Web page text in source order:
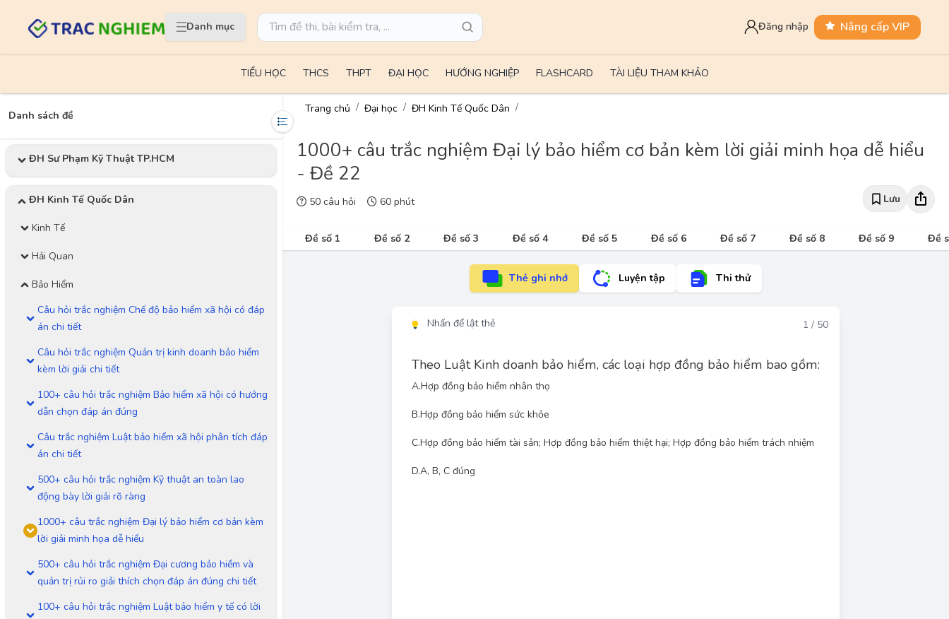
Danh mục Đăng nhập Nâng cấp VIP
TIỂU HỌC THCS THPT ĐẠI HỌC HƯỚNG NGHIỆP FLASHCARD TÀI LIỆU THAM KHẢO
Danh sách đề
ĐH Sư Phạm Kỹ Thuật TP.HCM
ĐH Kinh Tế Quốc Dân
Kinh Tế
Hải Quan
Bảo Hiểm
Câu hỏi trắc nghiệm Chế độ bảo hiểm xã hội có đáp
án chi tiết
Câu hỏi trắc nghiệm Quản trị kinh doanh bảo hiểm
kèm lời giải chi tiết
100+ câu hỏi trắc nghiệm Bảo hiểm xã hội có hướng
dẫn chọn đáp án đúng
Câu trắc nghiệm Luật bảo hiểm xã hội phân tích đáp
án chi tiết
500+ câu hỏi trắc nghiệm Kỹ thuật an toàn lao
động bày lời giải rõ ràng
1000+ câu trắc nghiệm Đại lý bảo hiểm cơ bản kèm
lời giải minh họa dễ hiểu
500+ câu hỏi trắc nghiệm Đại cương bảo hiểm và
quản trị rủi ro giải thích chọn đáp án đúng chi tiết
100+ câu hỏi trắc nghiệm Luật bảo hiểm y tế có lời
Trang chủ Đại học ĐH Kinh Tế Quốc Dân
1000+ câu trắc nghiệm Đại lý bảo hiểm cơ bản kèm lời giải minh họa dễ hiểu
- Đề 22
50 câu hỏi 60 phút Lưu
Đề số 1 Đề số 2 Đề số 3 Đề số 4 Đề số 5 Đề số 6 Đề số 7 Đề số 8 Đề số 9 Đề
Thẻ ghi nhớ Luyện tập Thi thử
Nhấn để lật thẻ 1 / 50
Theo Luật Kinh doanh bảo hiểm, các loại hợp đồng bảo hiểm bao gồm:
A.Hợp đồng bảo hiểm nhân thọ
B.Hợp đồng bảo hiểm sức khỏe
C.Hợp đồng bảo hiểm tài sản; Hợp đồng bảo hiểm thiệt hại; Hợp đồng bảo hiểm trách nhiệm
D.A, B, C đúng
Theo Luật Kinh doanh bảo hiểm, các loại hợp đồng bảo hiểm bao gồm hợp đồng bảo hiểm nhân
thọ, hợp đồng bảo hiểm sức khỏe, hợp đồng bảo hiểm tài sản, hợp đồng bảo hiểm thiệt hại và